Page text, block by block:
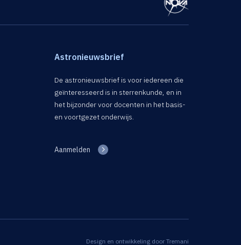
Astronieuwsbrief
De astronieuwsbrief is voor iedereen die
geïnteresseerd is in sterrenkunde, en in
het bijzonder voor docenten in het basis-
en voortgezet onderwijs.
Aanmelden
Design en ontwikkeling door Tremani